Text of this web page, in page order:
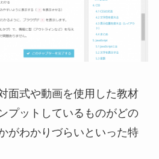
面式や動画を使用した教材
プットしているものがどの
がわかりづらいといった特